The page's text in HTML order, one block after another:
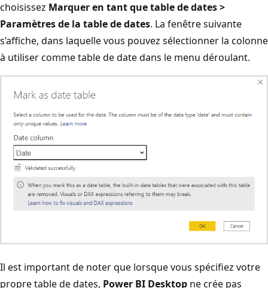
choisissez Marquer en tant que table de dates >
Paramètres de la table de dates. La fenêtre suivante
s’affiche, dans laquelle vous pouvez sélectionner la colonne
à utiliser comme table de date dans le menu déroulant.
Il est important de noter que lorsque vous spécifiez votre
propre table de dates, Power BI Desktop ne crée pas